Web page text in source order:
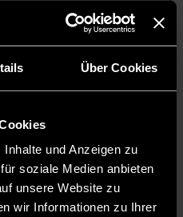
Über Cookies
und Anzeigen zu
soziale Medien anbieten
unsere Website zu
wir Informationen zu Ihrer
2025/26:
und